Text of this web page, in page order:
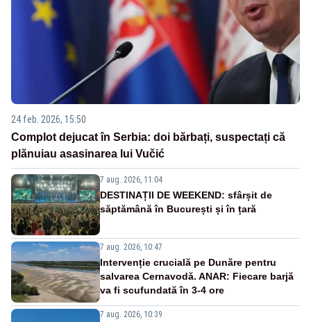
24 feb. 2026, 15:50
Complot dejucat în Serbia: doi bărbați, suspectați că
plănuiau asasinarea lui Vučić
7 aug. 2026, 11:04
DESTINAȚII DE WEEKEND: sfârșit de
săptămână în București și în țară
7 aug. 2026, 10:47
Intervenție crucială pe Dunăre pentru
salvarea Cernavodă. ANAR: Fiecare barjă
va fi scufundată în 3-4 ore
7 aug. 2026, 10:39